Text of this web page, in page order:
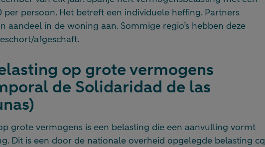
persoon. Het betreft een individuele heffing. Partners
aandeel in de woning aan. Sommige regio’s hebben deze
afgeschaft.
op grote vermogens
de Solidaridad de las
grote vermogens is een belasting die een aanvulling vormt
Dit is een door de nationale overheid opgelegde belasting cq